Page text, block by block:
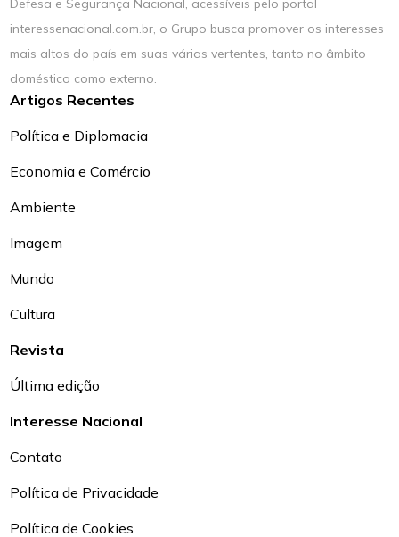
Defesa e Segurança Nacional, acessíveis pelo portal
interessenacional.com.br, o Grupo busca promover os interesses
mais altos do país em suas várias vertentes, tanto no âmbito
doméstico como externo.
Artigos Recentes
Política e Diplomacia
Economia e Comércio
Ambiente
Imagem
Mundo
Cultura
Revista
Última edição
Interesse Nacional
Contato
Política de Privacidade
Política de Cookies